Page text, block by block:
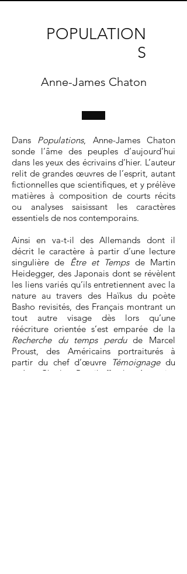
POPULATION
S
Anne-James Chaton
Dans Populations, Anne-James Chaton
sonde l’âme des peuples d’aujourd’hui
dans les yeux des écrivains d’hier. L’auteur
relit de grandes œuvres de l’esprit, autant
fictionnelles que scientifiques, et y prélève
matières à composition de courts récits
ou analyses saisissant les caractères
essentiels de nos contemporains.
Ainsi en va-t-il des Allemands dont il
décrit le caractère à partir d’une lecture
singulière de Être et Tempsde Martin
Heidegger, des Japonais dont se révèlent
les liens variés qu’ils entretiennent avec la
nature au travers des Haïkus du poète
Basho revisités, des Français montrant un
tout autre visage dès lors qu’une
réécriture orientée s’est emparée de la
Recherche du temps perdude Marcel
Proust, des Américains portraiturés à
partir du chef d’œuvre Témoignagedu
poète Charles Reznikoff, des Argentins